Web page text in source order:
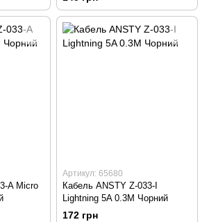
A Micro
Артикул: 65680
Кабель ANSTY Z-033-I
Lightning 5A 0.3M Чорний
172 грн